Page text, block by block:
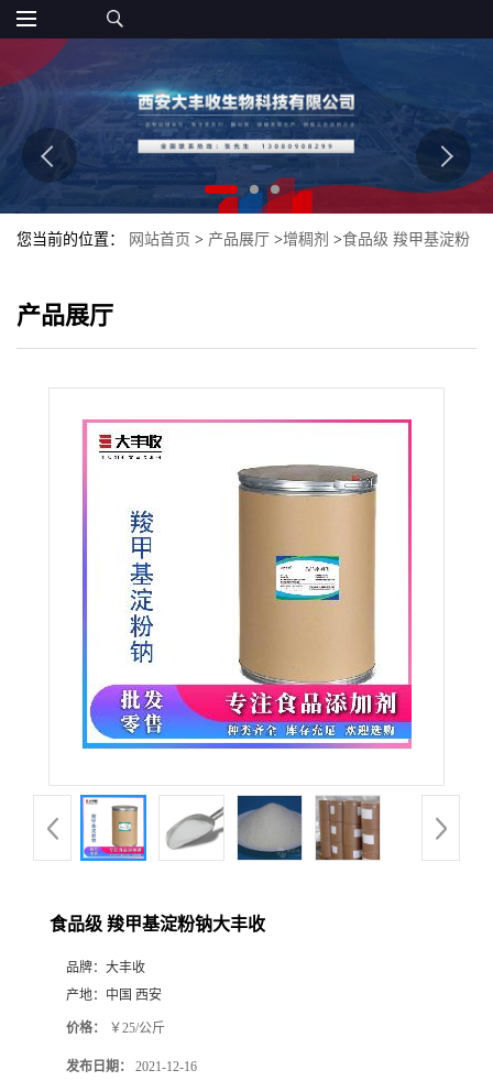
您当前的位置： 网站首页 > 产品展厅 >增稠剂 >食品级 羧甲基淀粉
产品展厅
食品级 羧甲基淀粉钠大丰收
品牌： 大丰收
产地： 中国 西安
价格： ￥25/公斤
发布日期： 2021-12-16